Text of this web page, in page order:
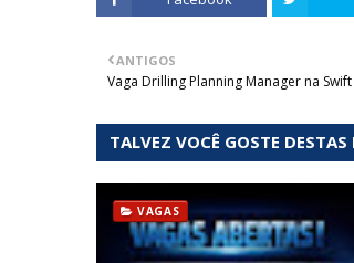
ANTIGOS
Vaga Drilling Planning Manager na Swift
TALVEZ VOCÊ GOSTE DESTAS
VAGAS